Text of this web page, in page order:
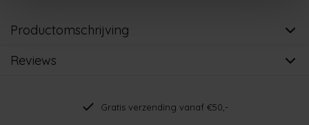
Productomschrijving
Reviews
Gratis verzending vanaf €50,-